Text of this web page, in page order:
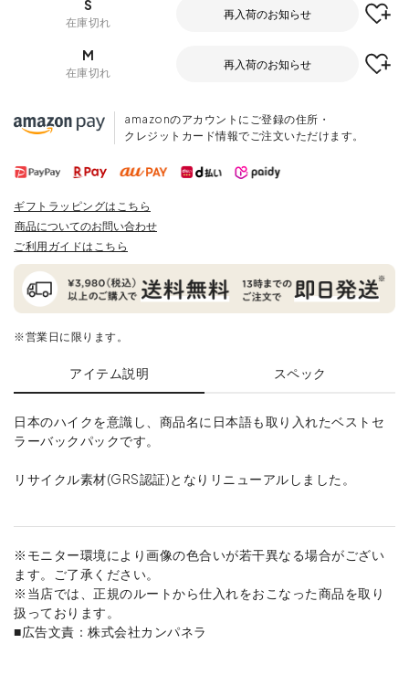
S
在庫切れ
再入荷のお知らせ
M
在庫切れ
再入荷のお知らせ
amazonのアカウントにご登録の住所・
クレジットカード情報でご注文いただけます。
ギフトラッピングはこちら
商品についてのお問い合わせ
ご利用ガイドはこちら
※営業日に限ります。
アイテム説明 スペック
日本のハイクを意識し、商品名に日本語も取り入れたベストセ
ラーバックパックです。
リサイクル素材(GRS認証)となりリニューアルしました。
※モニター環境により画像の色合いが若干異なる場合がござい
ます。ご了承ください。
※当店では、正規のルートから仕入れをおこなった商品を取り
扱っております。
■広告文責：株式会社カンパネラ